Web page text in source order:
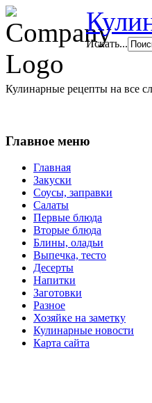
Искать...
Кулинарные рецепты на все
Главное меню
Главная
Закуски
Соусы, заправки
Салаты
Первые блюда
Вторые блюда
Блины, оладьи
Выпечка, тесто
Десерты
Напитки
Заготовки
Разное
Хозяйке на заметку
Кулинарные новости
Карта сайта